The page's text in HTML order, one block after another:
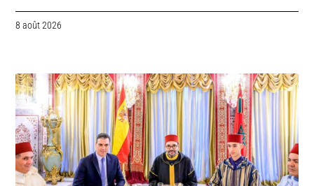
8 août 2026